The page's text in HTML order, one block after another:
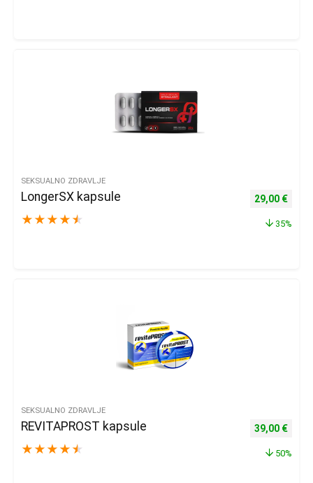
SEKSUALNO ZDRAVLJE
LongerSX kapsule
★ ★ ★ ★ ★
Izvorna
29,00 €
35%
SEKSUALNO ZDRAVLJE
REVITAPROST kapsule
★ ★ ★ ★ ★
Izvorna
39,00 €
50%